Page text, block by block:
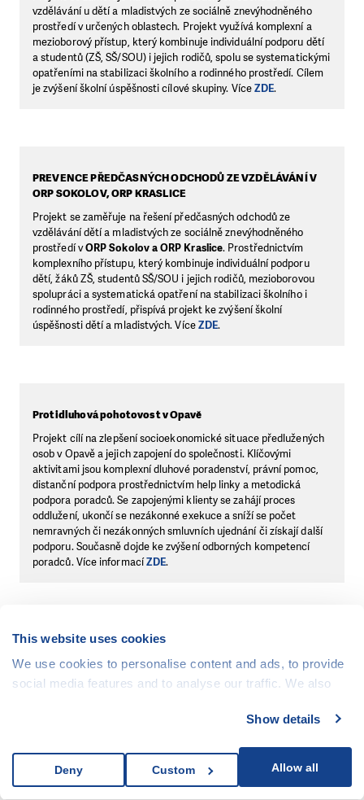
This website uses cookies
We use cookies to personalise content and ads, to provide
social media features and to analyse our traffic. We also
media, advertising and analytics partners who may
them or that they’ve collected from your use of their
Show details
Allow all
Custom
Deny
vzdělávání u dětí a mladistvých ze sociálně znevýhodněného
prostředí v určených oblastech. Projekt využívá komplexní a
mezioborový přístup, který kombinuje individuální podporu dětí
a studentů (ZŠ, SŠ/SOU) i jejich rodičů, spolu se systematickými
opatřeními na stabilizaci školního a rodinného prostředí. Cílem
je zvýšení školní úspěšnosti cílové skupiny. VíceZDE.
PREVENCE PŘEDČASNÝCH ODCHODŮ ZE VZDĚLÁVÁNÍ V
ORP SOKOLOV, ORP KRASLICE
Projekt se zaměřuje na řešení předčasných odchodů ze
vzdělávání dětí a mladistvých ze sociálně znevýhodněného
prostředí vORP Sokolov a ORP Kraslice. Prostřednictvím
komplexního přístupu, který kombinuje individuální podporu
dětí, žáků ZŠ, studentů SŠ/SOU i jejich rodičů, mezioborovou
spolupráci a systematická opatření na stabilizaci školního i
rodinného prostředí, přispívá projekt ke zvýšení školní
úspěšnosti dětí a mladistvých. VíceZDE.
Protidluhová pohotovost v Opavě
Projekt cílí na zlepšení socioekonomické situace předlužených
osob v Opavě a jejich zapojení do společnosti. Klíčovými
aktivitami jsou komplexní dluhové poradenství, právní pomoc,
distanční podpora prostřednictvím help linky a metodická
podpora poradců. Se zapojenými klienty se zahájí proces
oddlužení, ukončí se nezákonné exekuce a sníží se počet
nemravných či nezákonných smluvních ujednání či získají další
podporu. Současně dojde ke zvýšení odborných kompetencí
poradců. Více informacíZDE.
Projekt cílí na zlepšení socioekonomické situace předlužených
osob v Ostravě a jejich zapojení do společnosti. Klíčovými
distanční podpora prostřednictvím help linky a metodická
oddlužení, ukončí se nezákonné exekuce a sníží se počet
nemravných či nezákonných smluvních ujednání či získají další
podporu. Současně dojde ke zvýšení odborných kompetencí